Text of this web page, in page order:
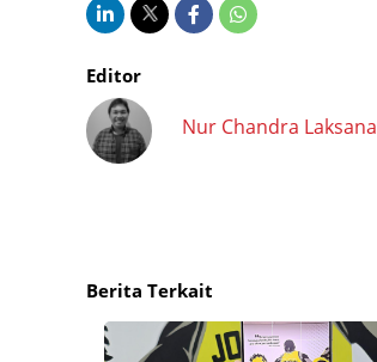
Editor
Nur Chandra Laksana
Berita Terkait